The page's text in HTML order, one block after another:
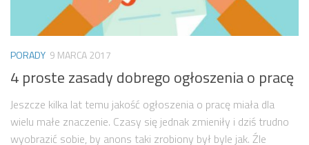
PORADY 9 MARCA 2017
4 proste zasady dobrego ogłoszenia o pracę
Jeszcze kilka lat temu jakość ogłoszenia o pracę miała dla
wielu małe znaczenie. Czasy się jednak zmieniły i dziś trudno
wyobrazić sobie, by anons taki zrobiony był byle jak. Źle